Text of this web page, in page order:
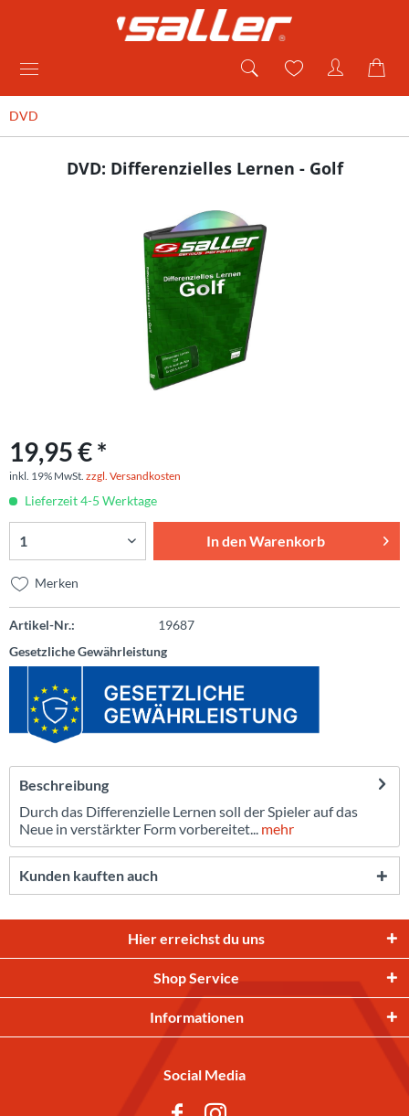
DVD
DVD: Differenzielles Lernen - Golf
19,95 € *
inkl. 19% MwSt. zzgl. Versandkosten
Lieferzeit 4-5 Werktage
In denWarenkorb
Merken
Artikel-Nr.:
19687
Gesetzliche Gewährleistung
Beschreibung
Durch das Differenzielle Lernen soll der Spieler auf das
Neue in verstärkter Form vorbereitet... mehr
Kunden kauften auch
Hier erreichst du uns
Shop Service
Informationen
Social Media